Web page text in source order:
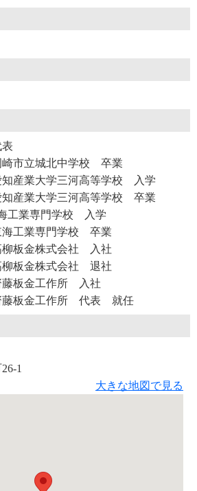
崎市立城北中学校 卒業
知産業大学三河高等学校 入学
知産業大学三河高等学校 卒業
工業専門学校 入学
海工業専門学校 卒業
柳板金株式会社 入社
柳板金株式会社 退社
藤板金工作所 入社
藤板金工作所 代表 就任
1
大きな地図で見る